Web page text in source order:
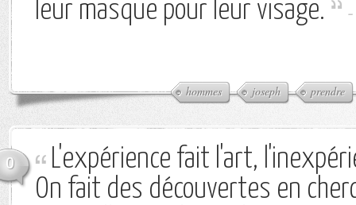
leur masque pour leur visage.
hommes joseph prendre
0
L'expérience fait l'art,
On fait des découvertes en